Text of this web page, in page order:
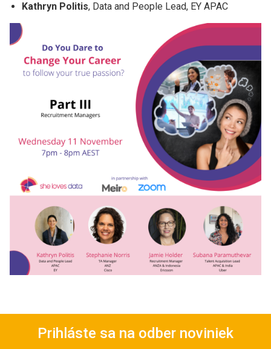
Kathryn Politis, Data and People Lead, EY APAC
Prihláste sa na odber noviniek